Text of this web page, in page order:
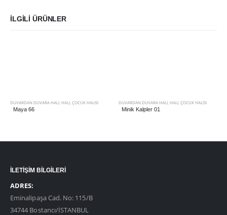
İLGILI ÜRÜNLER
DUVARDAN DUVARA HALI, HALI, ÇOCUK HALISI
Maya 66
DUVARDAN DUVARA HALI, HALI, ÇOCUK HALISI
Minik Kalpler 01
İLETİŞİM BİLGİLERİ
ADRES:
Eminalipaşa Cad. No: 115/B
34744 Bostancı/İSTANBUL